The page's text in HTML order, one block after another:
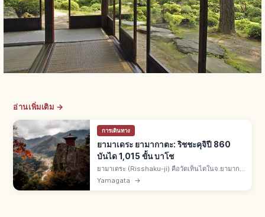
อ่านเพิ่มเติม →
การเดินทาง
ยามาเดระ ยามากาตะ: ริชชะคุจิปี 860
บันได 1,015 ขั้น บาโช
ยามาเดระ (Risshaku-ji) คือวัดเท็นไดในจ.ยามากา
ตะ สร้างปี 860 โดยจิกาคุไดชิ เอ็นนิน บันไดหิน
1,015 ขั้นขึ้นวัดบนภูเขา มัตสึโอะ บาโชแต่งไฮกุที่นี่
Yamagata →